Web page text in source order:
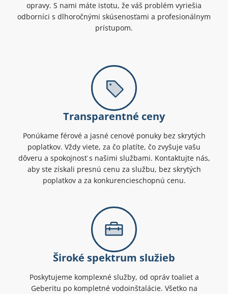
opravy. S nami máte istotu, že váš problém vyriešia
odborníci s dlhoročnými skúsenosťami a profesionálnym
prístupom.
Transparentné ceny
Ponúkame férové a jasné cenové ponuky bez skrytých
poplatkov. Vždy viete, za čo platíte, čo zvyšuje vašu
dôveru a spokojnosť s našimi službami. Kontaktujte nás,
aby ste získali presnú cenu za službu, bez skrytých
poplatkov a za konkurencieschopnú cenu.
Široké spektrum služieb
Poskytujeme komplexné služby, od opráv toaliet a
Geberitu po kompletné vodoinštalácie. Všetko na